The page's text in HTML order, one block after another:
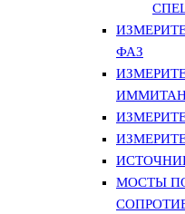
ФАЗ
МОСТЫ